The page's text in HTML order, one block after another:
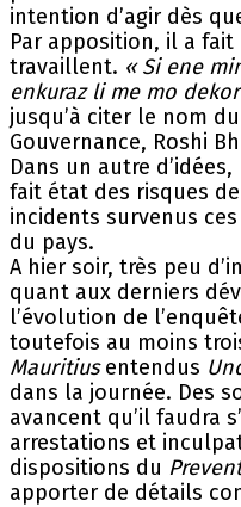
intention d’agir dès
Par apposition, il a fait
travaillent. « Si ene
enkuraz li me mo
jusqu’à citer le nom
Gouvernance, Roshi
Dans un autre
fait état des risques
incidents survenus
du pays.
A hier soir, très peu
quant aux derniers
l’évolution de
toutefois au moins
Mauritiusentendus
dans la journée. Des
avancent qu’il faudra
arrestations et
dispositions du
apporter de détails